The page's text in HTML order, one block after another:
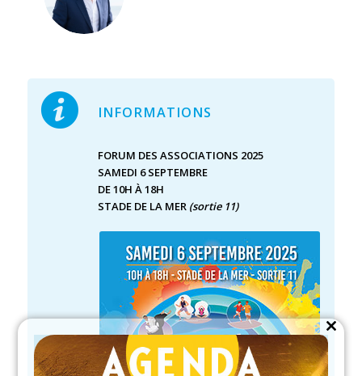
INFORMATIONS
FORUM DES ASSOCIATIONS 2025
SAMEDI 6 SEPTEMBRE
DE 10H À 18H
STADE DE LA MER (sortie 11)